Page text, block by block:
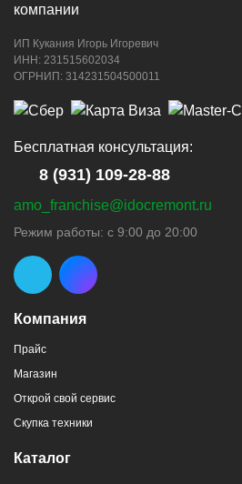
ИП Кукания Игорь Игоревич
ИНН: 231515602034
ОГРНИП: 314231504500011
Компания
Прайс
Магазин
Открой свой сервис
Скупка техники
Каталог
Бесплатная консультация:
8 (931) 109-28-88
amo_franchise@idocremont.ru
Режим работы: с 9:00 до 20:00